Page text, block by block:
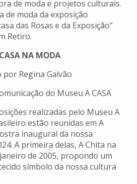
de moda e projetos culturais.
de moda da exposição
das Rosas e da Exposição"
Retiro.
NA MODA
por Regina Galvão
do Museu A CASA
realizadas pelo Museu A
estão reunidas em A
inaugural da nossa
A primeira delas, A Chita na
de 2005, propondo um
símbolo da nossa cultura